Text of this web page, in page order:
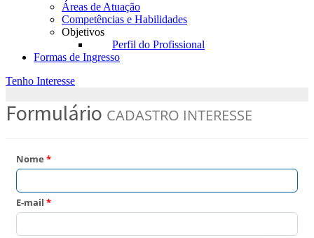
Áreas de Atuação
Competências e Habilidades
Objetivos
Perfil do Profissional
Formas de Ingresso
Tenho Interesse